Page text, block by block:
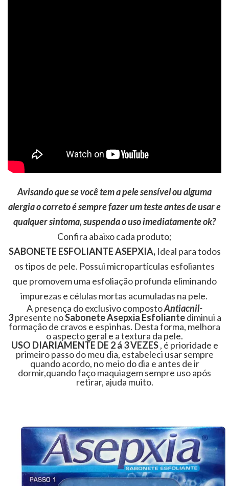
Avisando que se você tem a pele sensível ou alguma
alergia o correto é sempre fazer um teste antes de usar e
qualquer sintoma, suspenda o uso imediatamente ok?
Confira abaixo cada produto;
SABONETE ESFOLIANTE ASEPXIA,Ideal para todos
os tipos de pele. Possui micropartículas esfoliantes
que promovem uma esfoliação profunda eliminando
impurezas e células mortas acumuladas na pele.
A presença do exclusivo compostoAntiacnil-
3presente noSabonete Asepxia Esfoliantediminui a
formação de cravos e espinhas. Desta forma, melhora
o aspecto geral e a textura da pele.
USO DIARIAMENTE DE 2 á 3 VEZES, é prioridade e
primeiro passo do meu dia, estabeleci usar sempre
quando acordo, no meio do dia e antes de ir
dormir,quando faço maquiagem sempre uso após
retirar, ajuda muito.